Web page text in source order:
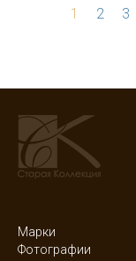
1 2 3
Марки
Фотографии